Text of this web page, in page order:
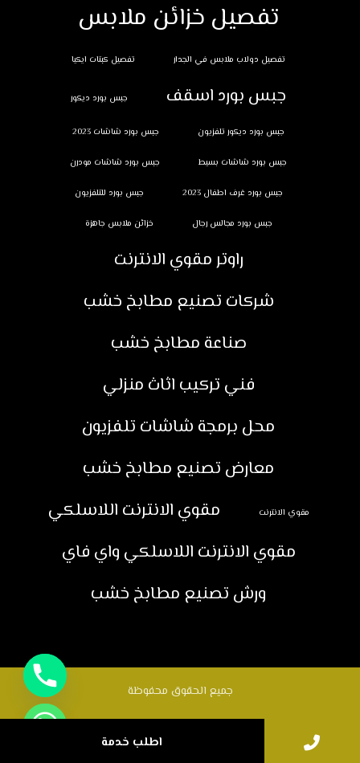
تفصيل خزائن ملابس
تفصيل دولاب ملابس في الجدار تفصيل كبتات ايكيا
جبس بورد اسقف جبس بورد ديكور
جبس بورد ديكور تلفزيون جبس بورد شاشات 2023
جبس بورد شاشات بسيط جبس بورد شاشات مودرن
جبس بورد غرف اطفال 2023 جبس بورد للتلفزيون
جبس بورد مجالس رجال خزائن ملابس جاهزة
راوتر مقوي الانترنت
شركات تصنيع مطابخ خشب
صناعة مطابخ خشب
فني تركيب اثاث منزلي
محل برمجة شاشات تلفزيون
معارض تصنيع مطابخ خشب
مقوي الانترنت
مقوي الانترنت اللاسلكي
مقوي الانترنت اللاسلكي واي فاي
ورش تصنيع مطابخ خشب
جميع الحقوق محفوظة
اطلب خدمة